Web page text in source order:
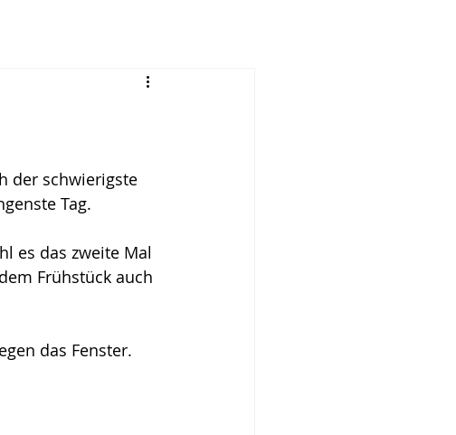
der schwierigste
Tag.
es das zweite Mal
Frühstück auch
das Fenster.